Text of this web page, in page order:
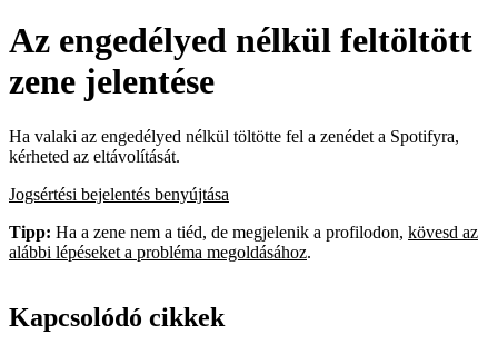
Az engedélyed nélkül feltöltött
zene jelentése
Ha valaki az engedélyed nélkül töltötte fel a zenédet a Spotifyra,
kérheted az eltávolítását.
Jogsértési bejelentés benyújtása
Tipp: Ha a zene nem a tiéd, de megjelenik a profilodon, kövesd az
alábbi lépéseket a probléma megoldásához.
Kapcsolódó cikkek